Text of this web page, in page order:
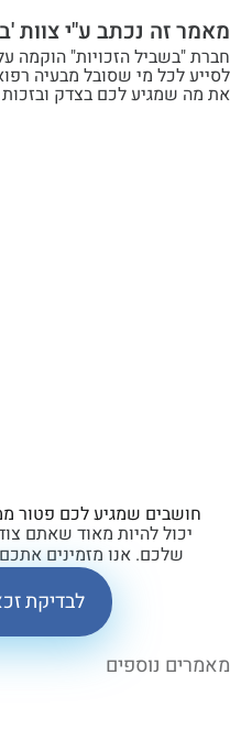
נכתב ע"י צוות 'בשביל
הזכויות" הוקמה על בסיס
מי שסובל מבעיה רפואית.
לכם בצדק ובזכות
שמגיע לכם פטור ממס
להיות מאוד שאתם צודקים,
אנו מזמינים אתכם
וללא
לבדיקת זכאות